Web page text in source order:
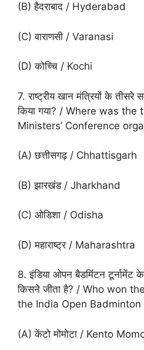
(B) हैदराबाद / Hyderabad
(C) वाराणसी / Varanasi
(D) कोच्चि / Kochi
7. राष्ट्रीय खान मंत्रियों के
किया गया? / Where was
Ministers’ Conference
(A) छत्तीसगढ़ / Chhattisgarh
(B) झारखंड / Jharkhand
(C) ओडिशा / Odisha
(D) महाराष्ट्र / Maharashtra
8. इंडिया ओपन बैडमिंटन टूर्नामेंट
किसने जीता है? / Who won
the India Open Badminton
(A) केंटो मोमोटा / Kento